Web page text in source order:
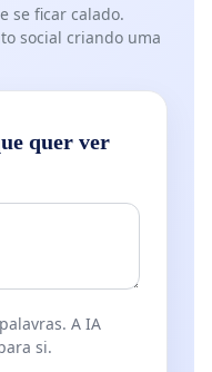
se ficar calado.
social criando uma
quer ver
A IA
si.